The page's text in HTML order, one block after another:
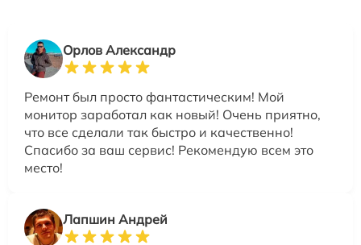
Орлов Александр
Ремонт был просто фантастическим! Мой
монитор заработал как новый! Очень приятно,
что все сделали так быстро и качественно!
Спасибо за ваш сервис! Рекомендую всем это
место!
Лапшин Андрей